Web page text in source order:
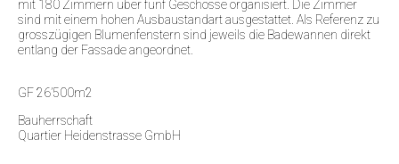
mit 180 Zimmern über fünf Geschosse organisiert. Die Zimmer
sind mit einem hohen Ausbaustandart ausgestattet. Als Referenz zu
grosszügigen Blumenfenstern sind jeweils die Badewannen direkt
entlang der Fassade angeordnet.
GF 26’500m2
Bauherrschaft
Quartier Heidenstrasse GmbH